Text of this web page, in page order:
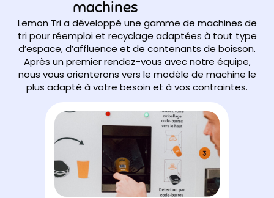
machines
Lemon Tri a développé une gamme de machines de
tri pour réemploi et recyclage adaptées à tout type
d’espace, d’affluence et de contenants de boisson.
Après un premier rendez-vous avec notre équipe,
nous vous orienterons vers le modèle de machine le
plus adapté à votre besoin et à vos contraintes.